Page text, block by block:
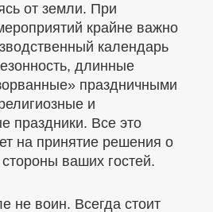
от земли. При
крайне важно
календарь
длинные
праздничными
и
праздники. Все это
на принятие решения о
ваших гостей.
воин. Всегда стоит